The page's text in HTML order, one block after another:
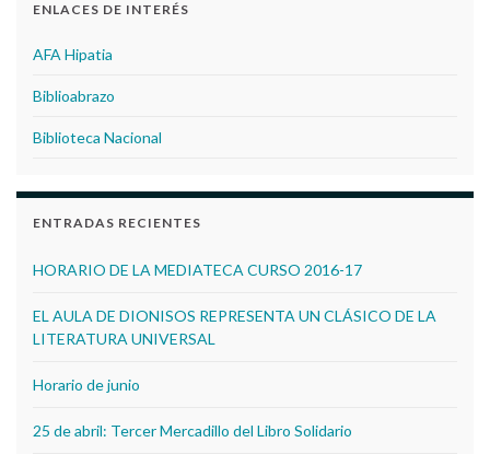
ENLACES DE INTERÉS
AFA Hipatia
Biblioabrazo
Biblioteca Nacional
ENTRADAS RECIENTES
HORARIO DE LA MEDIATECA CURSO 2016-17
EL AULA DE DIONISOS REPRESENTA UN CLÁSICO DE LA
LITERATURA UNIVERSAL
Horario de junio
25 de abril: Tercer Mercadillo del Libro Solidario